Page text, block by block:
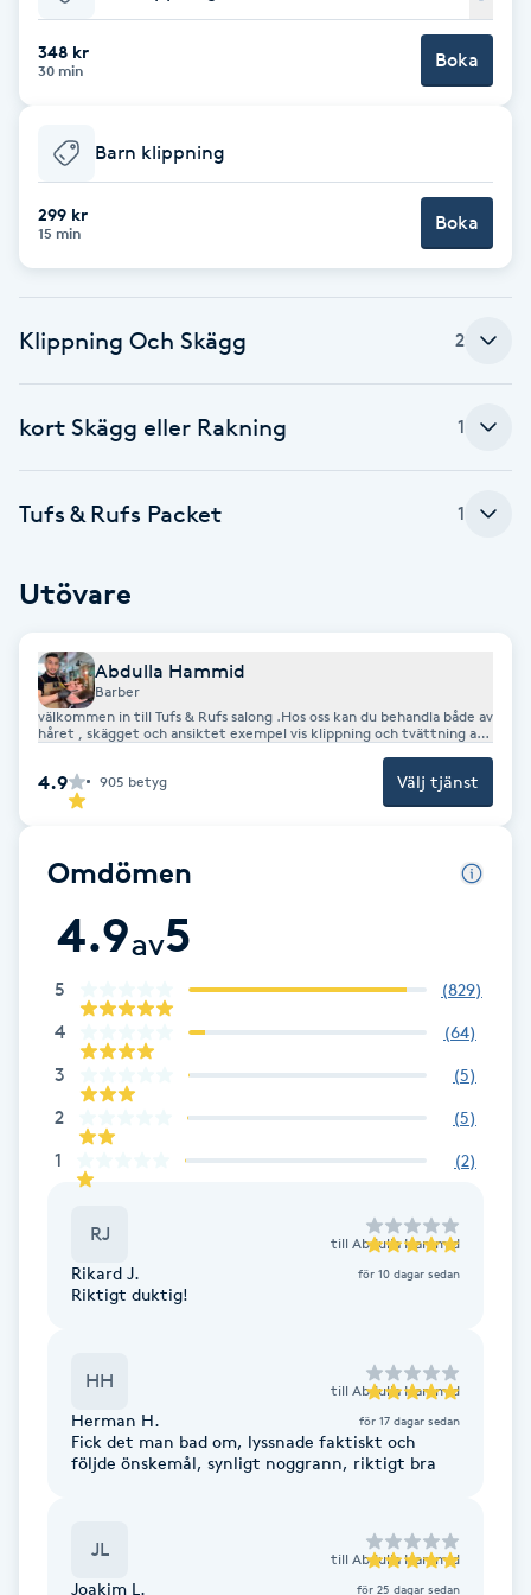
Babylights
Balayage
Barber
Blowout
Bottenfärg
Brynplockning
Bröllopsuppsättning
C
Celluliter
Coachning
Color correction
Cryoterapi
Damklippning
Dermapen
Diamantslipning
Enzympeeling
Extensions
Eyeliner-tatuering
348 kr
30 min Boka
Barn klippning
299 kr
15 min Boka
Klippning Och Skägg 2
kort Skägg eller Rakning 1
Tufs & Rufs Packet 1
Utövare
Abdulla Hammid
Barber
välkommen in till Tufs & Rufs salong .Hos oss kan du behandla både av
håret , skägget och ansiktet exempel vis klippning och tvättning av
kan en 5-15 minuters väntetid tillkomma till det bokade besökt.
Hoppas ni har förståelse för detta.
4.9 905 betyg Välj tjänst
Omdömen
4.9av5
5 (829)
4 (64)
3 (5)
2 (5)
1 (2)
RJ till Abdulla Hammid
Rikard J. för 10 dagar sedan
Riktigt duktig!
HH till Abdulla Hammid
Herman H. för 17 dagar sedan
Fick det man bad om, lyssnade faktiskt och
följde önskemål, synligt noggrann, riktigt bra
JL till Abdulla Hammid
Joakim L. för 25 dagar sedan